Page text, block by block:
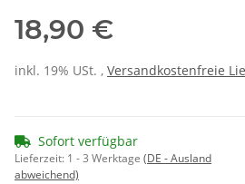
18,90 €
inkl. 19% USt. , Versandkostenfreie
Sofort verfügbar
Lieferzeit: 1 - 3 Werktage (DE - Ausland
abweichend)